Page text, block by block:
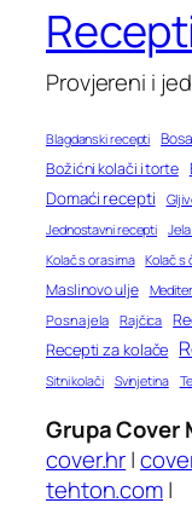
Provjereni i
Blagdanski recepti
Božićni kolači i torte
Domaći recepti
Jednostavni recepti
Kolač s orasima Kolač s
Maslinovo ulje
Posna jela Rajčica
Recepti za kolače
Sitni kolači Svinjetina
Grupa Cover
cover.hr|
tehton.com|